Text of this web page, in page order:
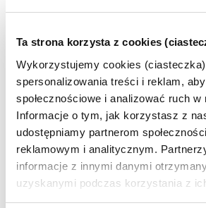
Ta strona korzysta z cookies
Wykorzystujemy cookies
spersonalizowania treści i reklam,
społecznościowe i analizować ruch w
Informacje o tym, jak korzystasz z
udostępniamy partnerom
reklamowym i analitycznym.
informacje z innymi danymi
uzyskanymi podczas korzystania z
a przedsiębiorcami o zakres i
Zapraszamy na bezpłatny webinar,
dowiesz się jak bezpiecznie
marketingowe aptek w Polsce, aby
sankcje i jednocześnie wykorzystać
komunikacyjne.
Webinar odbędzie się 16
11:00-12:00. Rejestracja jest
Zarejestruj się
https://
…/bezplatny-webinar…/
Zagadnienia, które będziemy
wydarzenia: